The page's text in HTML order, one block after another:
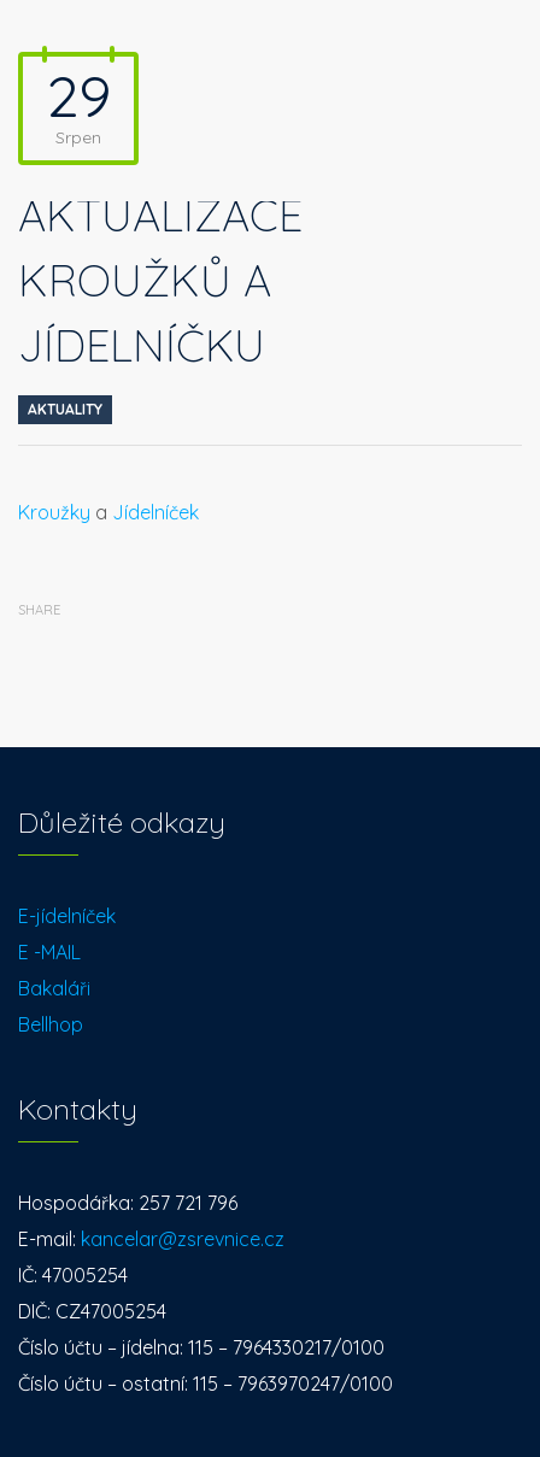
29
Srpen
AKTUALIZACE
KROUŽKŮ A
JÍDELNÍČKU
AKTUALITY
Kroužky a Jídelníček
SHARE
Důležité odkazy
E-jídelníček
E -MAIL
Bakaláři
Bellhop
Kontakty
Hospodářka: 257 721 796
E-mail: kancelar@zsrevnice.cz
IČ: 47005254
DIČ: CZ47005254
Číslo účtu – jídelna: 115 – 7964330217/0100
Číslo účtu – ostatní: 115 – 7963970247/0100